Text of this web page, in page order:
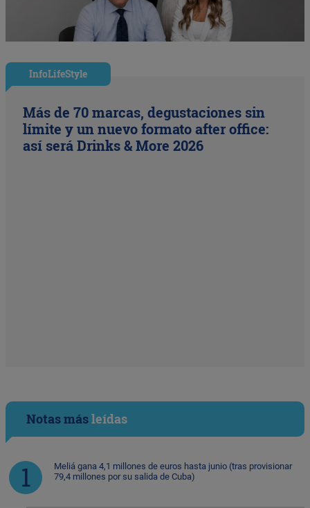
InfoLifeStyle
Más de 70 marcas, degustaciones sin
límite y un nuevo formato after office:
así será Drinks & More 2026
Notas másleídas
Meliá gana 4,1 millones de euros hasta junio (tras provisionar
79,4 millones por su salida de Cuba)